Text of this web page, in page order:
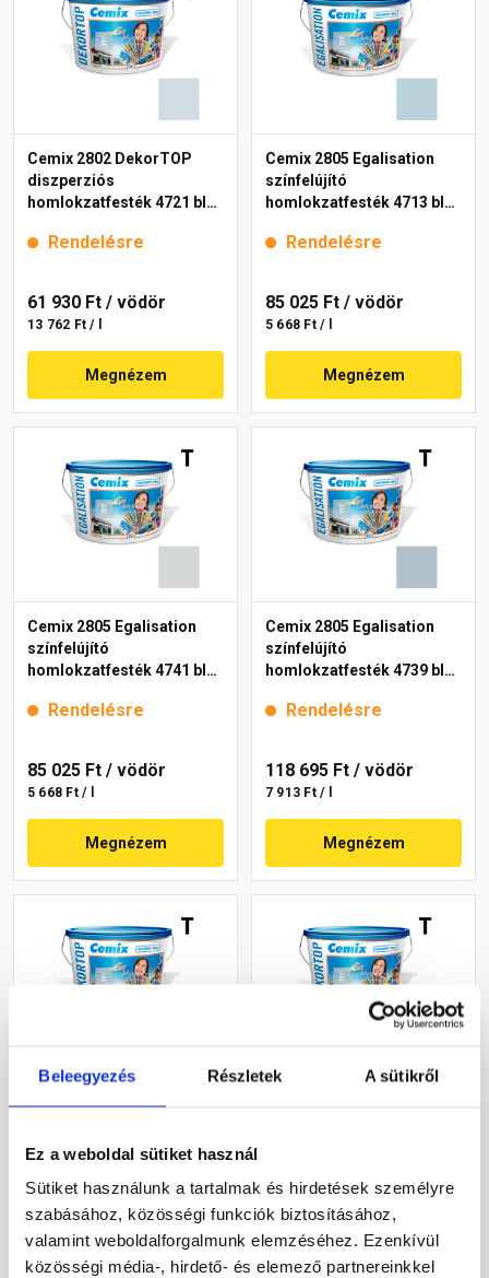
Beleegyezés Részletek A sütikről
Ez a weboldal sütiket használ
Sütiket használunk a tartalmak és hirdetések személyre
szabásához, közösségi funkciók biztosításához,
valamint weboldalforgalmunk elemzéséhez. Ezenkívül
közösségi média-, hirdető- és elemező partnereinkkel
Cemix 2802 DekorTOP
diszperziós
homlokzatfesték 4721 blue
Rendelésre
61 930 Ft / vödör
13 762 Ft / l
Megnézem
Cemix 2805 Egalisation
színfelújító
homlokzatfesték 4713 blue
Rendelésre
85 025 Ft / vödör
5 668 Ft / l
Megnézem
Cemix 2805 Egalisation
színfelújító
homlokzatfesték 4741 blue
Rendelésre
85 025 Ft / vödör
5 668 Ft / l
Megnézem
Cemix 2805 Egalisation
színfelújító
homlokzatfesték 4739 blue
Rendelésre
118 695 Ft / vödör
7 913 Ft / l
Megnézem
15 l
Rendelésre
78 560 Ft/ vödör
17 458 Ft / l
Rendelésre
70 415 Ft/ vödör
15 648 Ft / l